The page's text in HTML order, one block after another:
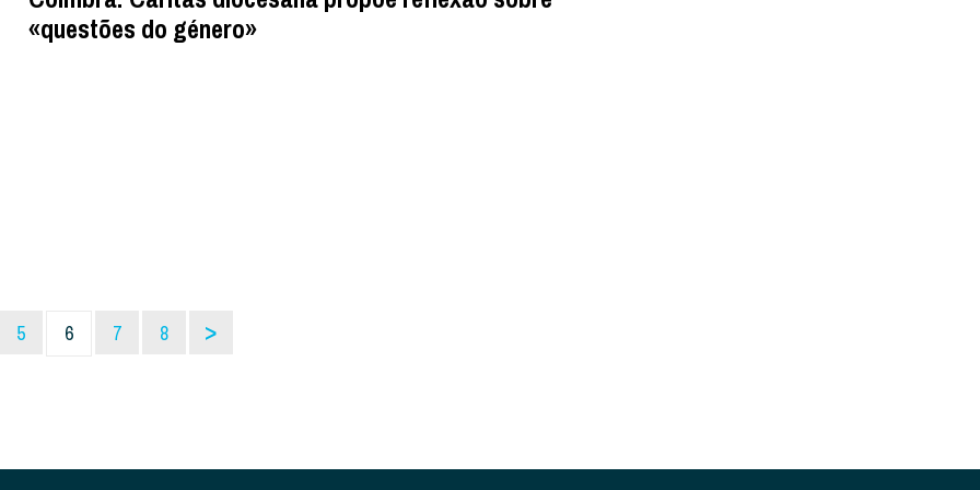
«questões do género»
5 6 7 8 >